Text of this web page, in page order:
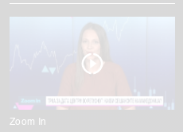
Zoom In